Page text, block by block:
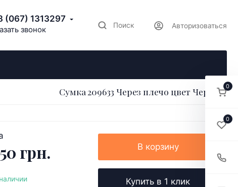
(067) 1313297
звонок Поиск Авторизоваться
Сумка 209633 Через плечо цвет Черный
грн. В корзину
Купить в 1 клик
0
0